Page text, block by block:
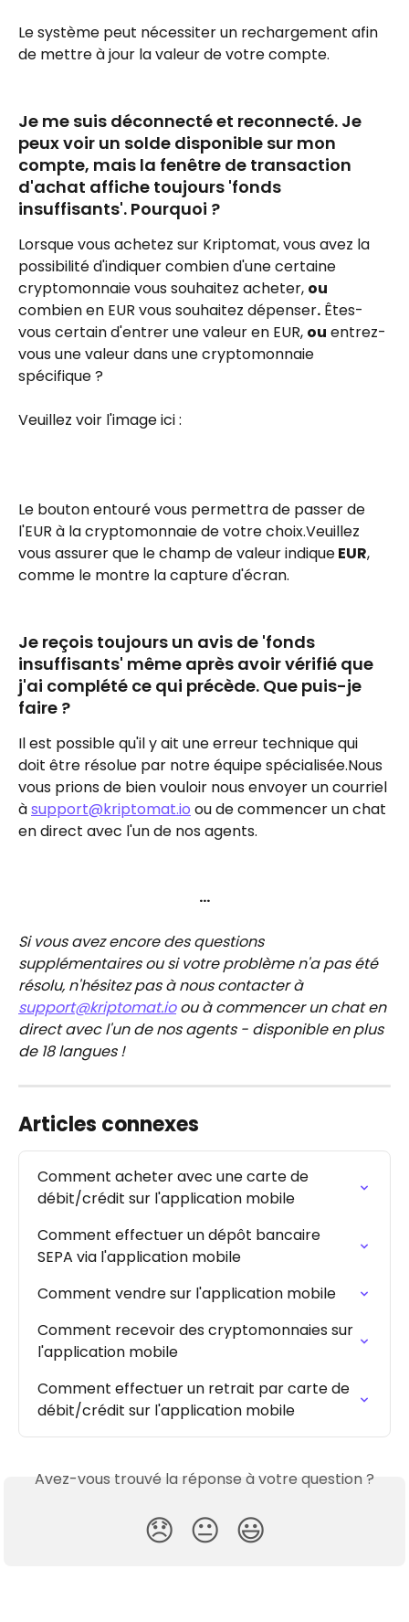
Le système peut nécessiter un rechargement afin
de mettre à jour la valeur de votre compte.
Je me suis déconnecté et reconnecté. Je
peux voir un solde disponible sur mon
compte, mais la fenêtre de transaction
d'achat affiche toujours 'fonds
insuffisants'. Pourquoi ?
Lorsque vous achetez sur Kriptomat, vous avez la
possibilité d'indiquer combien d'une certaine
cryptomonnaie vous souhaitez acheter, ou
combien en EUR vous souhaitez dépenser. Êtes-
vous certain d'entrer une valeur en EUR, ou entrez-
vous une valeur dans une cryptomonnaie
spécifique ?
Veuillez voir l'image ici :
Le bouton entouré vous permettra de passer de
l'EUR à la cryptomonnaie de votre choix.Veuillez
vous assurer que le champ de valeur indique EUR,
comme le montre la capture d'écran.
Je reçois toujours un avis de 'fonds
insuffisants' même après avoir vérifié que
j'ai complété ce qui précède. Que puis-je
faire ?
Il est possible qu'il y ait une erreur technique qui
doit être résolue par notre équipe spécialisée.Nous
vous prions de bien vouloir nous envoyer un courriel
à support@kriptomat.io ou de commencer un chat
en direct avec l'un de nos agents.
…
Si vous avez encore des questions
supplémentaires ou si votre problème n'a pas été
résolu, n'hésitez pas à nous contacter à
support@kriptomat.io ou à commencer un chat en
direct avec l'un de nos agents - disponible en plus
de 18 langues !
Articles connexes
Comment acheter avec une carte de
débit/crédit sur l'application mobile
Comment effectuer un dépôt bancaire
SEPA via l'application mobile
Comment vendre sur l'application mobile
Comment recevoir des cryptomonnaies sur
l'application mobile
Comment effectuer un retrait par carte de
débit/crédit sur l'application mobile
Avez-vous trouvé la réponse à votre question ?
😞 😐 😃